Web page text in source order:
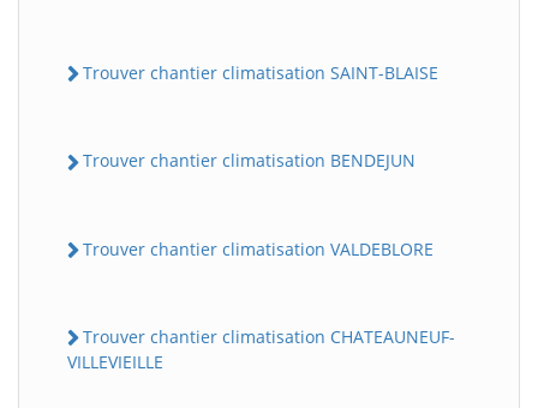
Trouver chantier climatisation SAINT-BLAISE
Trouver chantier climatisation BENDEJUN
Trouver chantier climatisation VALDEBLORE
Trouver chantier climatisation CHATEAUNEUF-
VILLEVIEILLE